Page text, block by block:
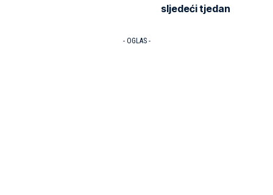
sljedeći tjedan
- OGLAS -